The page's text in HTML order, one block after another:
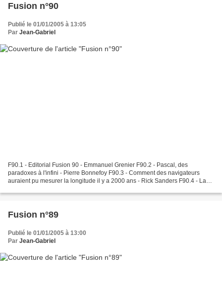
Fusion n°90
Publié le 01/01/2005 à 13:05
Par Jean-Gabriel
F90.1 - Editorial Fusion 90 - Emmanuel Grenier F90.2 - Pascal, des
paradoxes à l'infini - Pierre Bonnefoy F90.3 - Comment des navigateurs
auraient pu mesurer la longitude il y a 2000 ans - Rick Sanders F90.4 - La
Fusion n°89
Publié le 01/01/2005 à 13:00
Par Jean-Gabriel